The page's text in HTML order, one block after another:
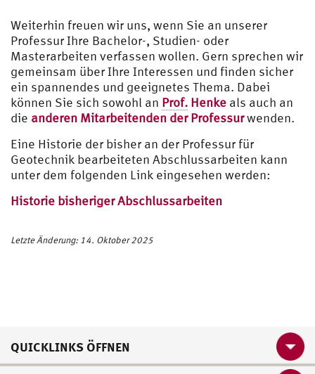
Weiterhin freuen wir uns, wenn Sie an unserer
Professur Ihre Bachelor-, Studien- oder
Masterarbeiten verfassen wollen. Gern sprechen wir
gemeinsam über Ihre Interessen und finden sicher
ein spannendes und geeignetes Thema. Dabei
können Sie sich sowohl an Prof. Henke als auch an
die anderen Mitarbeitenden der Professurwenden.
Eine Historie der bisher an der Professur für
Geotechnik bearbeiteten Abschlussarbeiten kann
unter dem folgenden Link eingesehen werden:
Historie bisheriger Abschlussarbeiten
Letzte Änderung: 14. Oktober 2025
QUICKLINKS ÖFFNEN